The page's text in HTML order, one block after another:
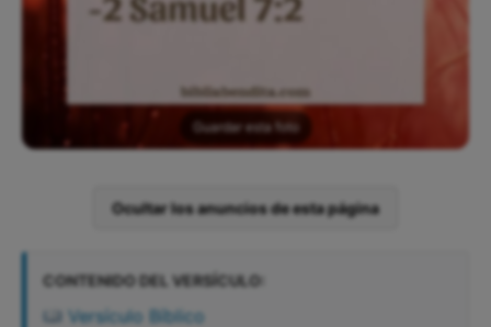
Guardar esta foto
Ocultar los anuncios de esta página
CONTENIDO DEL VERSÍCULO:
Versículo Bíblico